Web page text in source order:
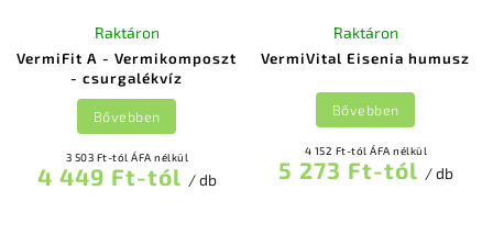
VermiFit A - Vermikomposzt
- csurgalékvíz
Raktáron
3 503 Ft-tól ÁFA nélkül
4 449 Ft-tól / db
Bővebben
VermiVital Eisenia humusz
Raktáron
4 152 Ft-tól ÁFA nélkül
5 273 Ft-tól / db
Bővebben